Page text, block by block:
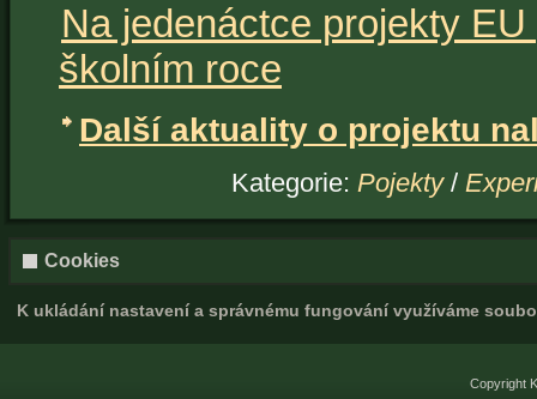
Na jedenáctce projekty
školním roce
Další aktuality o projektu
Kategorie: Pojekty/
Cookies
K ukládání nastavení a správnému fungování využíváme
Copyright